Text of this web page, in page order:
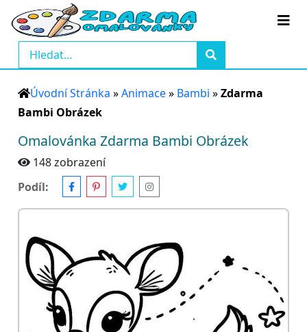
Úvodní Stránka »Animace» Bambi »Zdarma
Bambi Obrázek
Omalovánka Zdarma Bambi Obrázek
148 zobrazení
Podíl: